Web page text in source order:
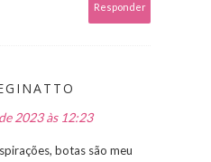
Responder
2023 às 12:23
botas são meu